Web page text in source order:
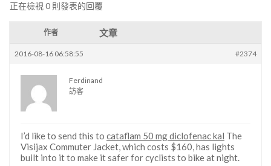
正在檢視 0 則發表的回覆
作者 文章
2016-08-16 06:58:55 #2374
Ferdinand
訪客
I’d like to send this to cataflam 50 mg diclofenac kal The
Visijax Commuter Jacket, which costs $160, has lights
built into it to make it safer for cyclists to bike at night.